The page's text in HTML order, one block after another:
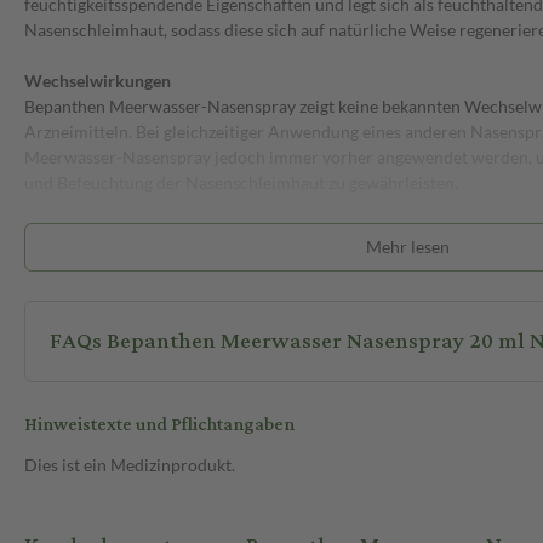
feuchtigkeitsspendende Eigenschaften und legt sich als
Nasenschleimhaut, sodass diese sich auf natürliche Weise
Wechselwirkungen
Bepanthen Meerwasser-Nasenspray zeigt keine bekannten
Arzneimitteln. Bei gleichzeitiger Anwendung eines anderen
Wie wird Bepanthen Meerwasser-Nasenspray
nach Bedarf mehrmals täglich 1-2 Sprühstöße in jedes Nasenloch
Kindern bis zwei Jahre genügt 1 Sprühstoß je Nasenloch. Nach jeder
Jetzt bequem online auf sanicare.de bestellen!
Mehr lesen
FAQs Bepanthen Meerwasser Nasenspray 20 ml
Hinweistexte und Pflichtangaben
Dies ist ein Medizinprodukt.